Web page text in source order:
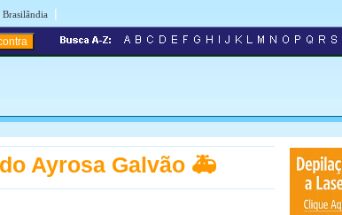
Brasilândia |
Ayrosa Galvão 🚑